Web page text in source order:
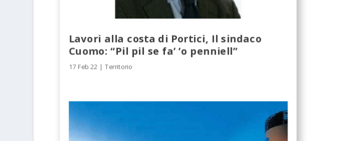
Lavori alla costa di Portici, Il sindaco
Cuomo: “Pil pil se fa’ ’o penniell”
17 Feb 22 |Territorio